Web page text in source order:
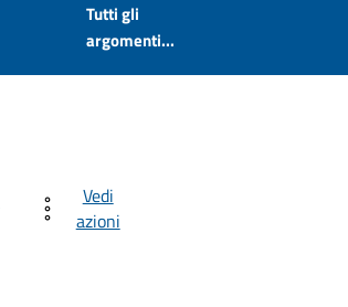
Tutti gli
argomenti...
Vedi
azioni